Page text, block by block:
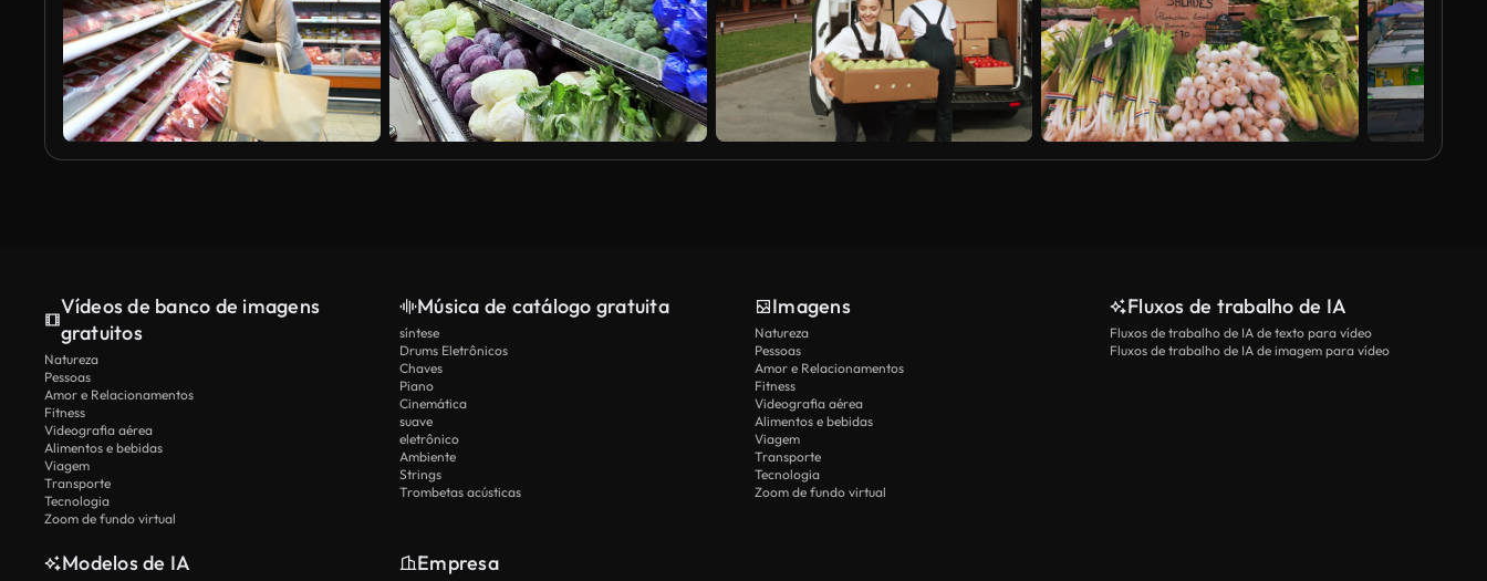
Vídeos de banco de imagens
gratuitos
Natureza
Pessoas
Amor e Relacionamentos
Fitness
Videografia aérea
Alimentos e bebidas
Viagem
Transporte
Tecnologia
Zoom de fundo virtual
Música de catálogo gratuita
síntese
Drums Eletrônicos
Chaves
Piano
Cinemática
suave
eletrônico
Ambiente
Strings
Trombetas acústicas
Imagens
Natureza
Pessoas
Amor e Relacionamentos
Fitness
Videografia aérea
Alimentos e bebidas
Viagem
Transporte
Tecnologia
Zoom de fundo virtual
Fluxos de trabalho de IA
Fluxos de trabalho de IA de texto para vídeo
Fluxos de trabalho de IA de imagem para vídeo
Modelos de IA Empresa